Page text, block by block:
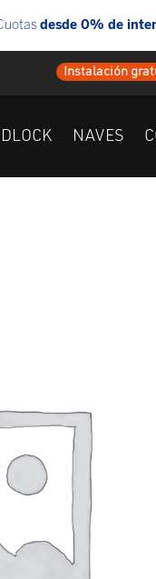
Instalación
NAVES